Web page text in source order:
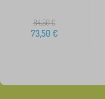
84,50€
73,50 €